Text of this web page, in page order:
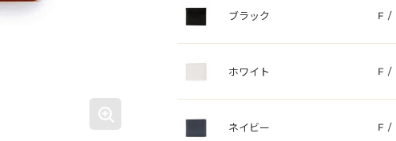
ブラック F /
ホワイト F /
ネイビー F /